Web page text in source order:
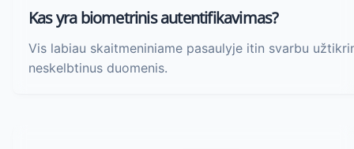
Kas yra biometrinis autentifikavimas?
Vis labiau skaitmeniniame pasaulyje itin svarbu
neskelbtinus duomenis.